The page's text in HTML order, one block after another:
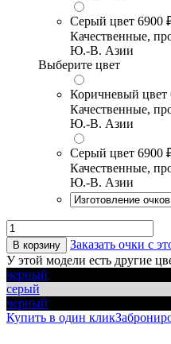
Серый цвет 6900
Качественные,
Ю.-В. Азии
Выберите цвет
Коричневый цвет
Качественные,
Ю.-В. Азии
Серый цвет 6900
Качественные,
Ю.-В. Азии
В корзину
Заказать очки с
У этой модели есть другие
черный
серый
черный
Купить в один клик